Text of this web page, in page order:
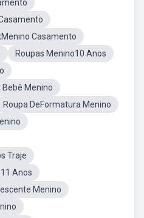
Casamento
Roupas Menino10 Anos
Bebê Menino
Roupa DeFormatura Menino
Traje
Anos
Menino